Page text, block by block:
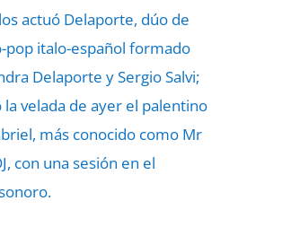
actuó Delaporte, dúo de
pop italo-español formado
Delaporte y Sergio Salvi;
velada de ayer el palentino
más conocido como Mr
con una sesión en el